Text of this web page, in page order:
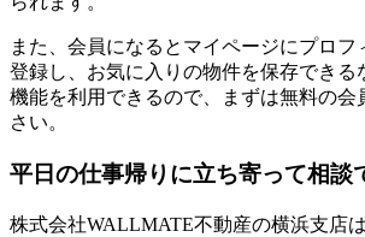
また、会員になるとマイページにプロフ
登録し、お気に入りの物件を保存できる
機能を利用できるので、まずは無料の会
さい。
平日の仕事帰りに立ち寄って相談
株式会社WALLMATE不動産の横浜支店